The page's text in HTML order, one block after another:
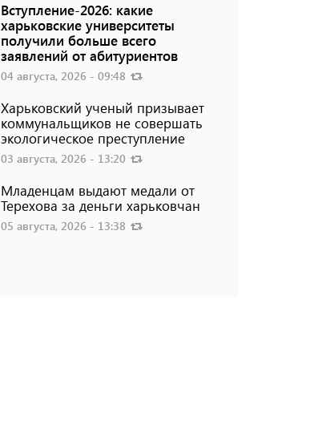
Вступление-2026: какие
харьковские университеты
получили больше всего
заявлений от абитуриентов
04 августа, 2026 - 09:48
Харьковский ученый призывает
коммунальщиков не совершать
экологическое преступление
03 августа, 2026 - 13:20
Младенцам выдают медали от
Терехова за деньги харьковчан
05 августа, 2026 - 13:38